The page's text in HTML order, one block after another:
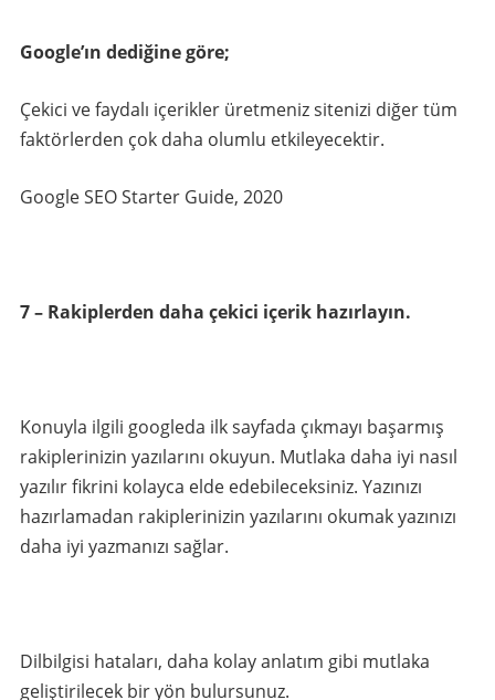
Google’ın dediğine göre;
Çekici ve faydalı içerikler üretmeniz sitenizi diğer tüm
faktörlerden çok daha olumlu etkileyecektir.
Google SEO Starter Guide, 2020
7 – Rakiplerden daha çekici içerik hazırlayın.
Konuyla ilgili googleda ilk sayfada çıkmayı başarmış
rakiplerinizin yazılarını okuyun. Mutlaka daha iyi nasıl
yazılır fikrini kolayca elde edebileceksiniz. Yazınızı
hazırlamadan rakiplerinizin yazılarını okumak yazınızı
daha iyi yazmanızı sağlar.
Dilbilgisi hataları, daha kolay anlatım gibi mutlaka
geliştirilecek bir yön bulursunuz.